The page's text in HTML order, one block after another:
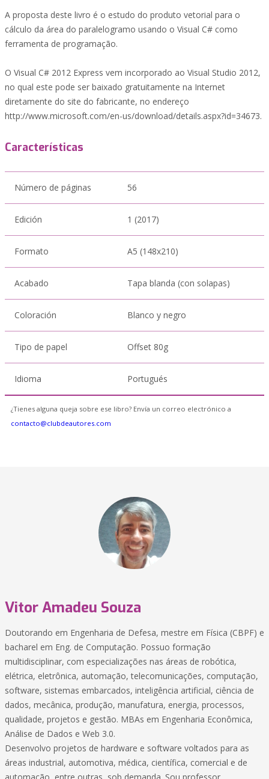
A proposta deste livro é o estudo do produto vetorial para o
cálculo da área do paralelogramo usando o Visual C# como
ferramenta de programação.
O Visual C# 2012 Express vem incorporado ao Visual Studio 2012,
no qual este pode ser baixado gratuitamente na Internet
diretamente do site do fabricante, no endereço
http://www.microsoft.com/en-us/download/details.aspx?id=34673.
Características
Número de páginas 56
Edición 1 (2017)
Formato A5 (148x210)
Acabado Tapa blanda (con solapas)
Coloración Blanco y negro
Tipo de papel Offset 80g
Idioma Portugués
¿Tienes alguna queja sobre ese libro? Envía un correo electrónico a
contacto@clubdeautores.com
Vitor Amadeu Souza
Doutorando em Engenharia de Defesa, mestre em Física (CBPF) e
bacharel em Eng. de Computação. Possuo formação
multidisciplinar, com especializações nas áreas de robótica,
elétrica, eletrônica, automação, telecomunicações, computação,
software, sistemas embarcados, inteligência artificial, ciência de
dados, mecânica, produção, manufatura, energia, processos,
qualidade, projetos e gestão. MBAs em Engenharia Econômica,
Análise de Dados e Web 3.0.
Desenvolvo projetos de hardware e software voltados para as
áreas industrial, automotiva, médica, científica, comercial e de